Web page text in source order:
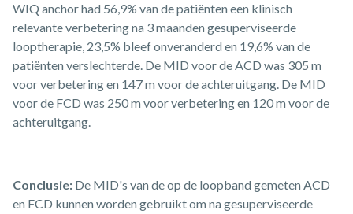
WIQ anchor had 56,9% van de patiënten een klinisch
relevante verbetering na 3 maanden gesuperviseerde
looptherapie, 23,5% bleef onveranderd en 19,6% van de
patiënten verslechterde. De MID voor de ACD was 305 m
voor verbetering en 147 m voor de achteruitgang. De MID
voor de FCD was 250 m voor verbetering en 120 m voor de
achteruitgang.
Conclusie: De MID's van de op de loopband gemeten ACD
en FCD kunnen worden gebruikt om na gesuperviseerde